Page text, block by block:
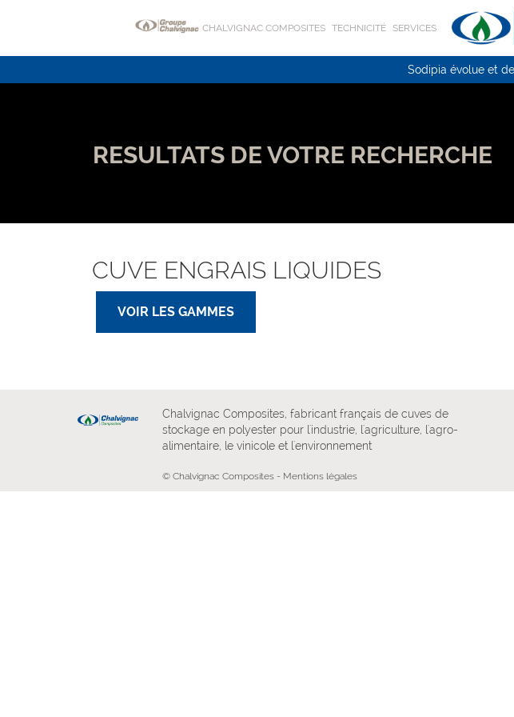
CHALVIGNAC COMPOSITES TECHNICITÉ SERVICES
Sodipia évolue et
RESULTATS DE VOTRE RECHERCHE
CUVE ENGRAIS LIQUIDES
VOIR LES GAMMES
Chalvignac Composites, fabricant français de cuves de
stockage en polyester pour l'industrie, l'agriculture, l'agro-
alimentaire, le vinicole et l'environnement
© Chalvignac Composites - Mentions légales